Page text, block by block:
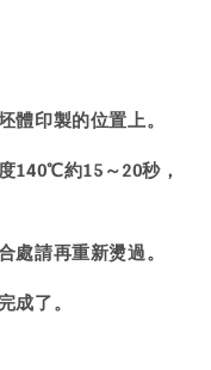
印製的位置上。
140℃約15～20秒，
請再重新燙過。
了。